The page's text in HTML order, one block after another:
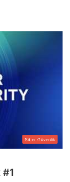
Siber Güvenlik